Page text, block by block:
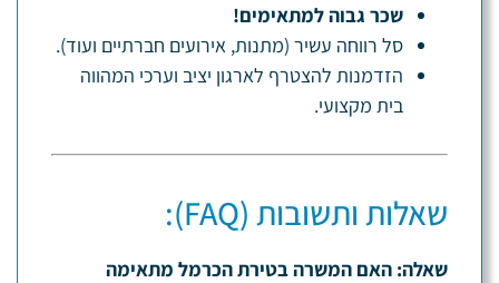
שכר גבוה למתאימים!
סל רווחה עשיר (מתנות, אירועים חברתיים ועוד).
הזדמנות להצטרף לארגון יציב וערכי המהווה
בית מקצועי.
שאלות ותשובות (FAQ):
שאלה: האם המשרה בטירת הכרמל מתאימה